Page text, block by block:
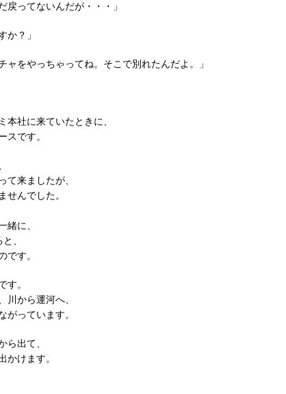
戻ってないんだが・・・」
か？」
ャをやっちゃってね。そこで別れたんだよ。」
本社に来ていたときに、
スです。
て来ましたが、
せんでした。
緒に、
、
です。
す。
川から運河へ、
がっています。
ら出て、
かけます。